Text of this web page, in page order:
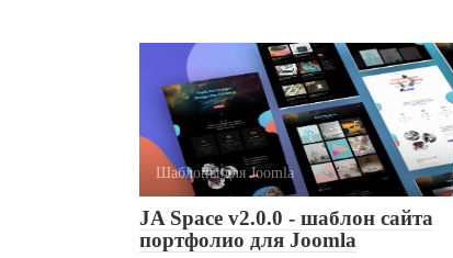
Шаблоны для Joomla
JA Space v2.0.0 - шаблон сайта
портфолио для Joomla